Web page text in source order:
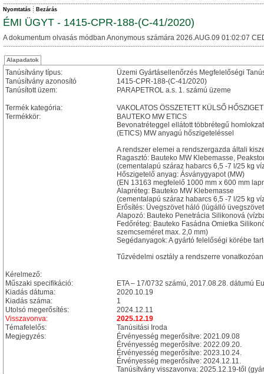
Nyomtatás Bezárás
ÉMI ÜGYT - 1415-CPR-188-(C-41/2020)
A dokumentum olvasás módban Anonymous számára 2026.AUG.09 01:02:07
Alapadatok
Tanúsítvány típus:
Üzemi Gyártásellenőrzés Megfelelőségi
Tanúsítvány azonosító
1415-CPR-188-(C-41/2020)
Tanúsított üzem:
PARAPETROL a.s. 1. számú üzeme
Termék kategória:
VAKOLATOS ÖSSZETETT KÜLSŐ
Termékkör:
BAUTEKO MW ETICS
Bevonatréteggel ellátott többrétegű
(ETICS) MW anyagú hőszigeteléssel
A rendszer elemei a rendszergazda általi
Ragasztó: Bauteko MW Klebemasse,
(cementalapú száraz habarcs 6,5 -7 l/25 kg
Hőszigetelő anyag: Ásványgyapot (MW)
(EN 13163 megfelelő 1000 mm x 600 mm
Alapréteg: Bauteko MW Klebemasse
(cementalapú száraz habarcs 6,5 -7 l/25 kg
Erősítés: Üvegszövet háló (lúgálló
Alapozó: Bauteko Penetrácia Silikonová
Fedőréteg: Bauteko Fasádna Omietka
szemcseméret max. 2,0 mm)
Segédanyagok: A gyártó felelőségi körébe
Tűzvédelmi osztály a rendszerre
Kérelmező:
Műszaki specifikáció:
ETA – 17/0732 számú, 2017.08.28. dátumú
Kiadás dátuma:
2020.10.19
Kiadás száma:
1
Utolsó megerősítés:
2024.12.11
Visszavonva:
2025.12.19
Témafelelős:
Tanúsitási Iroda
Megjegyzés:
Érvényesség megerősítve: 2021.09.08
Érvényesség megerősítve: 2022.09.20.
Érvényesség megerősítve: 2023.10.24.
Érvényesség megerősítve: 2024.12.11.
Tanúsítvány visszavonva: 2025.12.19-től